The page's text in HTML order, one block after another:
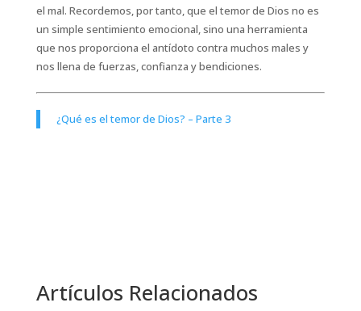
el mal. Recordemos, por tanto, que el temor de Dios no es
un simple sentimiento emocional, sino una herramienta
que nos proporciona el antídoto contra muchos males y
nos llena de fuerzas, confianza y bendiciones.
¿Qué es el temor de Dios? – Parte 3
Artículos Relacionados